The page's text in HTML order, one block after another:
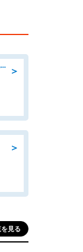
＞
大手企業での保健師の正職員のお仕事/残業なし/要資格:保健師
＞
見る